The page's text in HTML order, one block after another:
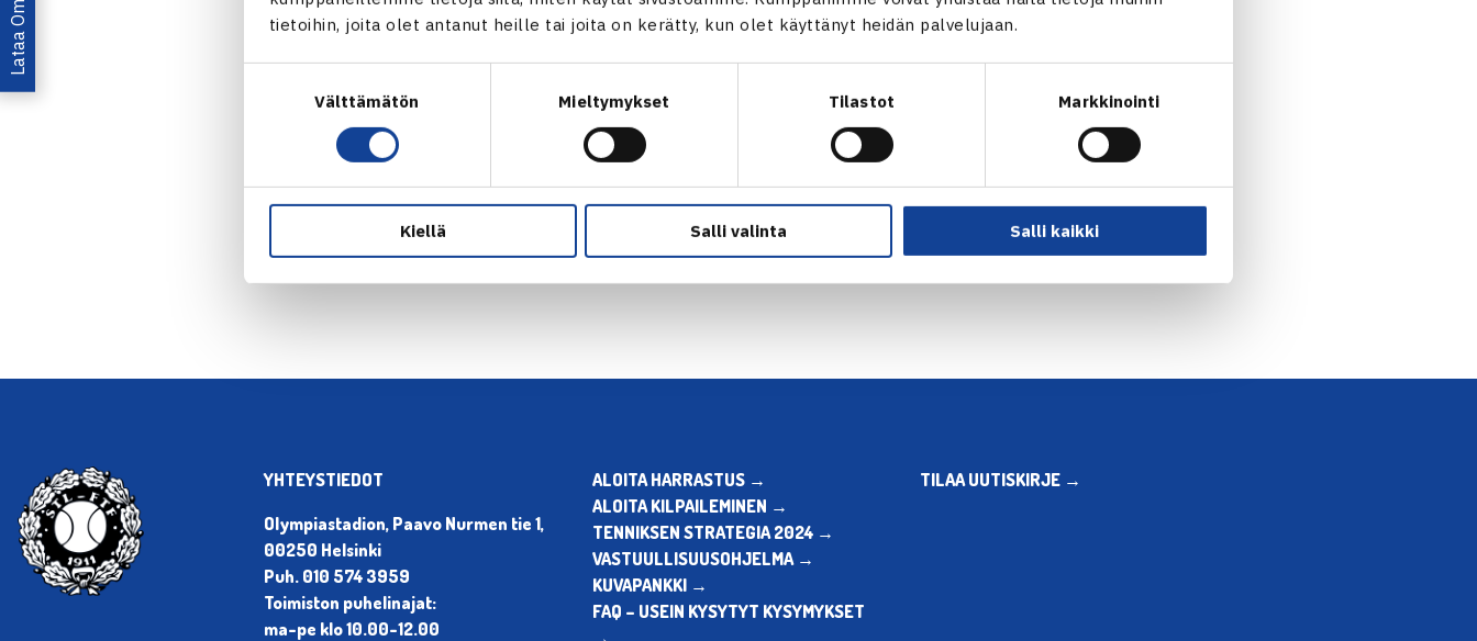
tietoihin, joita olet antanut heille tai joita on kerätty, kun olet käyttänyt heidän palvelujaan.
Välttämätön Mieltymykset Tilastot Markkinointi
Kiellä Salli valinta Salli kaikki
Jaa:
← Edellinen Seuraava uutinen: Laine nelinpelin puolivälieriin… →
YHTEYSTIEDOT
Olympiastadion, Paavo Nurmen tie 1,
00250 Helsinki
Puh. 010 574 3959
Toimiston puhelinajat:
ma-pe klo 10.00-12.00
ALOITA HARRASTUS →
ALOITA KILPAILEMINEN →
TENNIKSEN STRATEGIA 2024 →
VASTUULLISUUSOHJELMA →
KUVAPANKKI →
FAQ – USEIN KYSYTYT KYSYMYKSET
TILAA UUTISKIRJE →